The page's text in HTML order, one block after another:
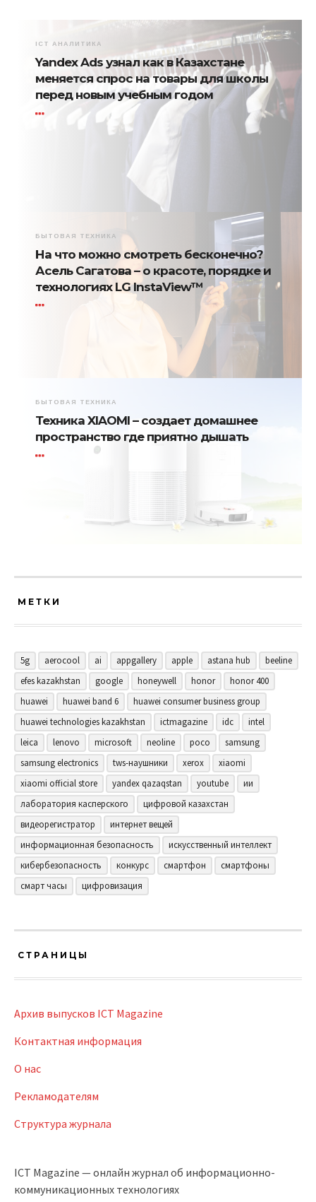
ICT АНАЛИТИКА
Yandex Ads узнал как в Казахстане
меняется спрос на товары для школы
перед новым учебным годом
БЫТОВАЯ ТЕХНИКА
На что можно смотреть бесконечно?
Асель Сагатова – о красоте, порядке и
технологиях LG InstaView™
БЫТОВАЯ ТЕХНИКА
Техника XIAOMI – создает домашнее
пространство где приятно дышать
МЕТКИ
5g aerocool ai appgallery apple astana hub
beeline
efes kazakhstan
google honeywell honor
honor 400
huawei
huawei band 6
huawei consumer business group
huawei technologies kazakhstan
ictmagazine idc
intel
leica
lenovo microsoft neoline poco
samsung
samsung electronics
tws-наушники xerox
xiaomi
xiaomi official store
yandex qazaqstan youtube
ии
лаборатория касперского
цифровой казахстан
видеорегистратор
интернет вещей
информационная безопасность
искусственный интеллект
кибербезопасность
конкурс смартфон
смартфоны
смарт часы
цифровизация
СТРАНИЦЫ
Архив выпусков ICT Magazine
Контактная информация
О нас
Рекламодателям
Структура журнала
ICT Magazine — онлайн журнал об информационно-
коммуникационных технологиях